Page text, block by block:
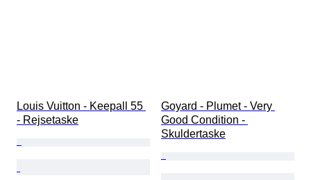
Louis Vuitton - Keepall 55
- Rejsetaske
Goyard - Plumet - Very
Good Condition -
Skuldertaske